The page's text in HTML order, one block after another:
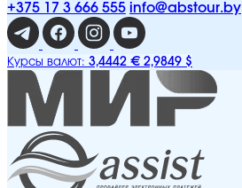
+375 17 3 666 555 info@abstour.by
Курсы валют: 3,4442 € 2,9849 $